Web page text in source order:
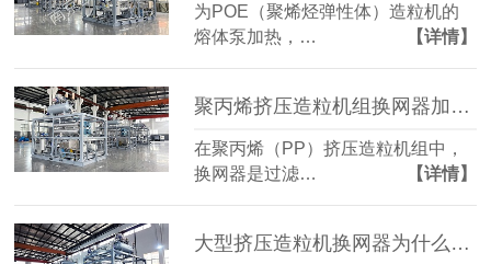
为POE（聚烯烃弹性体）造粒机的
熔体泵加热，…
【详情】
聚丙烯挤压造粒机组换网器加热方式？
在聚丙烯（PP）挤压造粒机组中，
换网器是过滤…
【详情】
大型挤压造粒机换网器为什么需要加热？